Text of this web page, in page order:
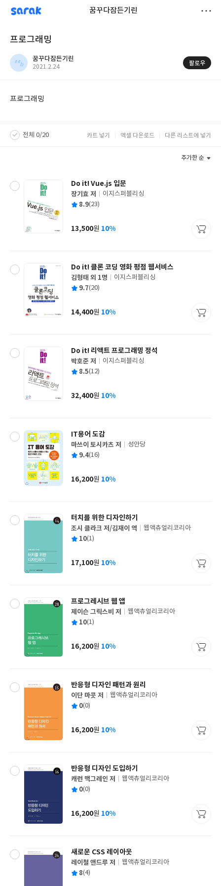
sarak 꿈꾸다잠든기린
프로그래밍
꿈꾸다잠든기린
작
2021.2.24
팔로우
프로그래밍
전체 0/20 카트 넣기 엑셀 다운로드 다른 리스트에 넣기
추가한 순
Do it! Vue.js 입문
글
쓴
장기효 저
출
사
이지스퍼블리싱
평 8.9(23)
가
13,500원 10%
Do it! 클론 코딩 영화 평점 웹서비스
글
쓴
김형태 외 1명
출
사
이지스퍼블리싱
평 9.7(20)
가
14,400원 10%
Do it! 리액트 프로그래밍 정석
글
쓴
박호준 저
출
사
이지스퍼블리싱
평 8.5(12)
가
32,400원 10%
IT용어 도감
글
쓴
마쓰이 토시카츠 저
출
사
성안당
평 9.4(16)
가
16,200원 10%
터치를 위한 디자인하기
글
쓴
조시 클라크 저/김재이 역
출
사
웹액츄얼리코리아
평 10(1)
가
17,100원 10%
프로그레시브 웹 앱
글
쓴
제이슨 그릭스비 저
출
사
웹액츄얼리코리아
평 10(1)
가
16,200원 10%
반응형 디자인 패턴과 원리
글
쓴
이단 마콧 저
출
사
웹액츄얼리코리아
평 0(0)
가
16,200원 10%
반응형 디자인 도입하기
글
쓴
캐런 맥그레인 저
출
사
웹액츄얼리코리아
평 0(0)
가
16,200원 10%
새로운 CSS 레이아웃
글
쓴
레이철 앤드루 저
출
웹액츄얼리코리아
평 8(4)